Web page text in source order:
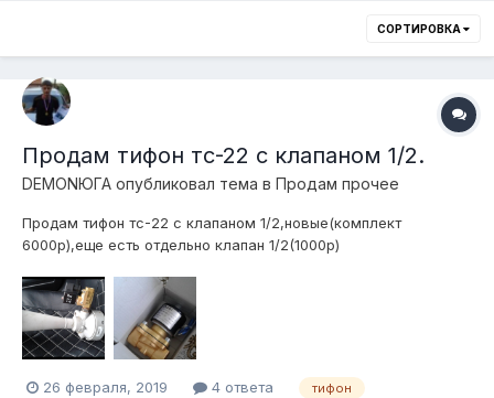
СОРТИРОВКА
Продам тифон тс-22 с клапаном 1/2.
DEMONЮГА опубликовал тема в Продам прочее
Продам тифон тс-22 с клапаном 1/2,новые(комплект
6000р),еще есть отдельно клапан 1/2(1000р)
26 февраля, 2019 4 ответа тифон